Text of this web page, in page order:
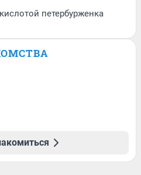
петербурженка